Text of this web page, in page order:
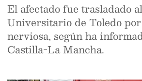
El afectado fue trasladado
Universitario de Toledo
nerviosa, según ha
Castilla-La Mancha.